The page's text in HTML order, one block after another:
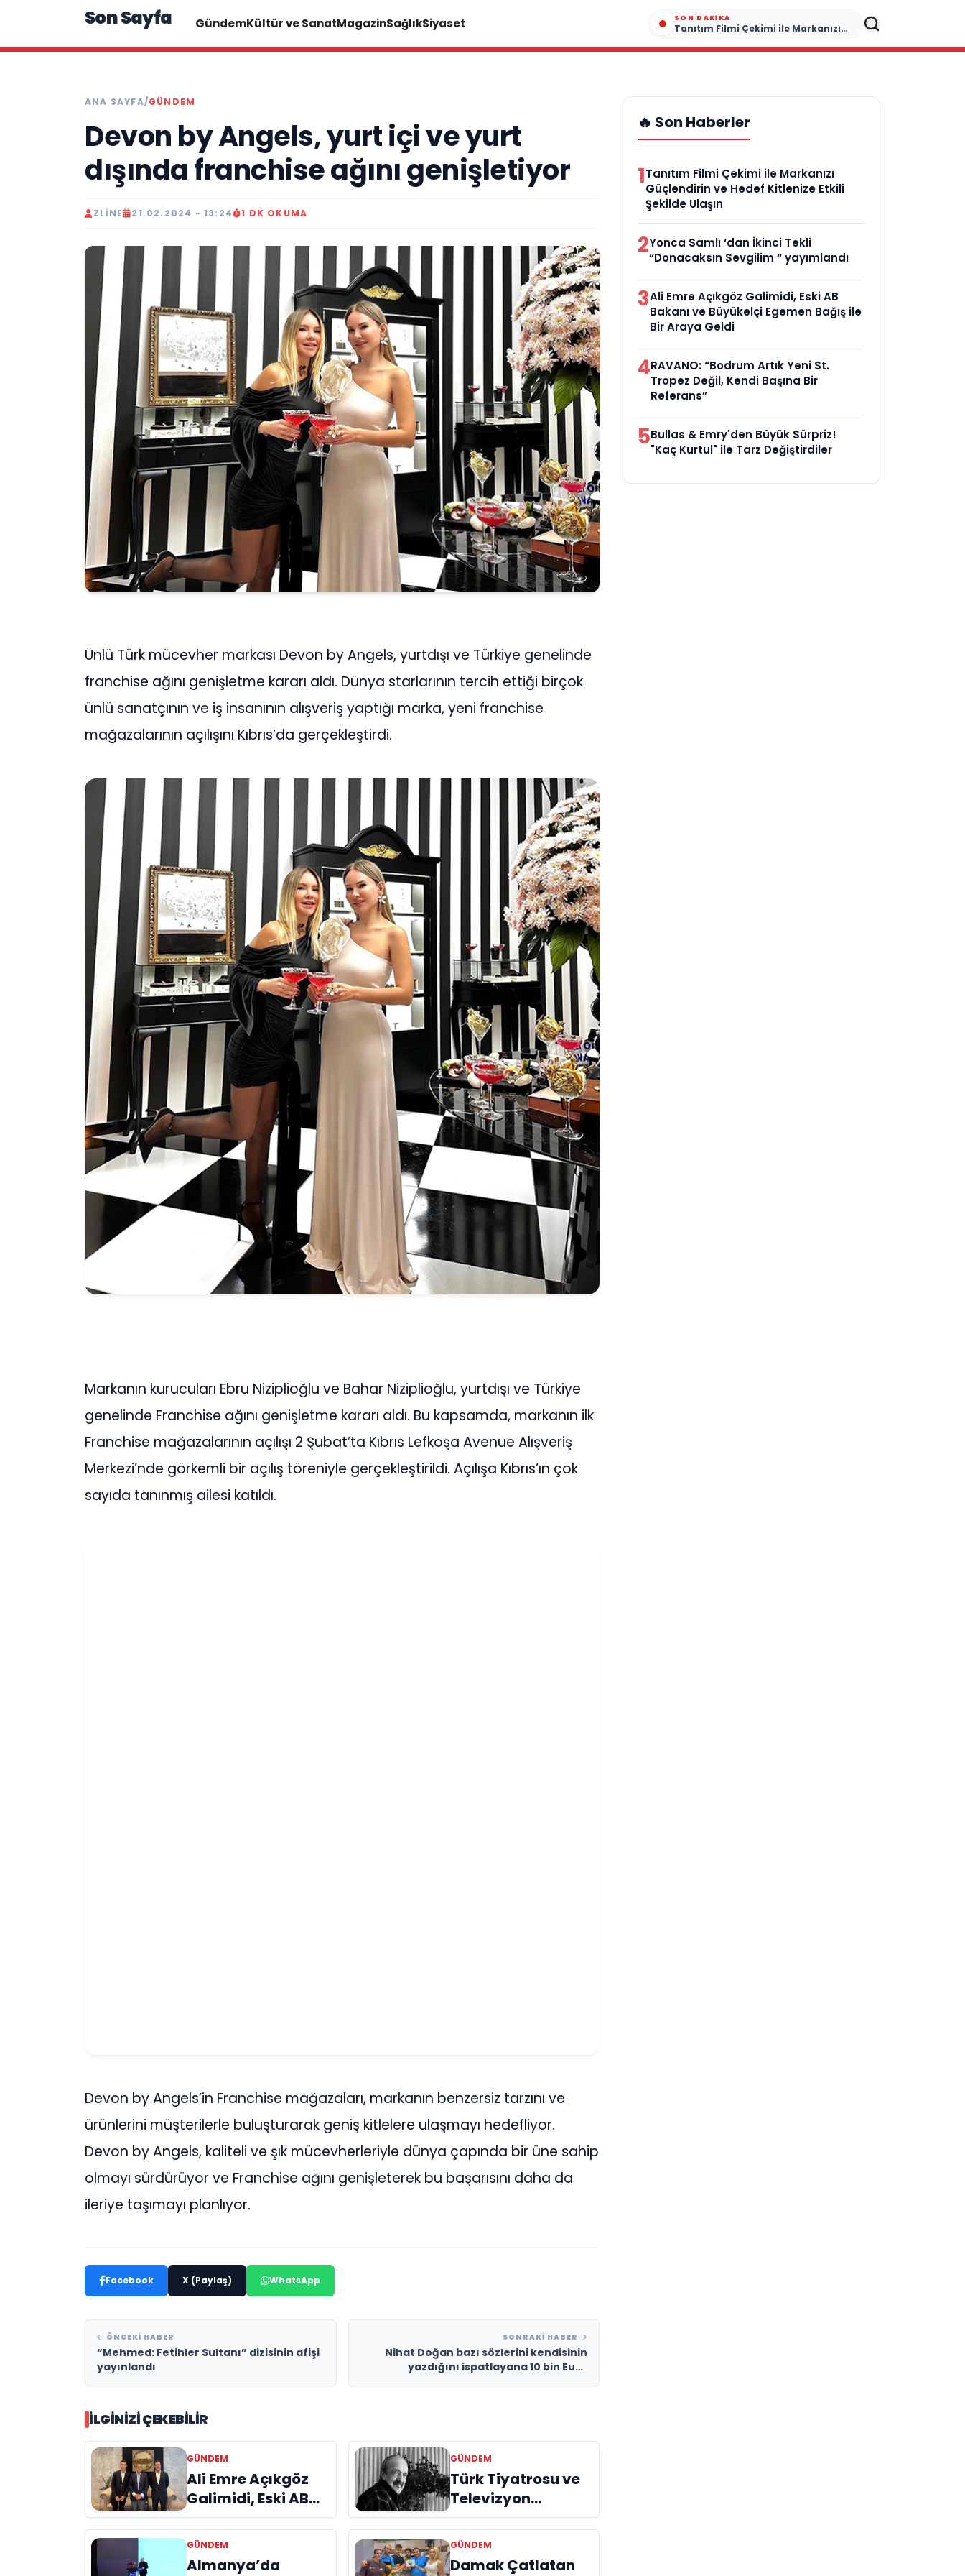
Son Sayfa GündemKültür ve SanatMagazinSağlıkSiyaset SON DAKIKA
Tanıtım Filmi Çekimi ile Markanızı Güçlendirin ve Hedef Kitlenize Etkili Şekilde Ulaşın
ANA SAYFA/GÜNDEM
Devon by Angels, yurt içi ve yurt
dışında franchise ağını genişletiyor
ZLINE 21.02.2024 - 13:24 1 DK OKUMA
Ünlü Türk mücevher markası Devon by Angels, yurtdışı ve Türkiye genelinde
franchise ağını genişletme kararı aldı. Dünya starlarının tercih ettiği birçok
ünlü sanatçının ve iş insanının alışveriş yaptığı marka, yeni franchise
mağazalarının açılışını Kıbrıs’da gerçekleştirdi.
Markanın kurucuları Ebru Niziplioğlu ve Bahar Niziplioğlu, yurtdışı ve Türkiye
genelinde Franchise ağını genişletme kararı aldı. Bu kapsamda, markanın ilk
Franchise mağazalarının açılışı 2 Şubat’ta Kıbrıs Lefkoşa Avenue Alışveriş
Merkezi’nde görkemli bir açılış töreniyle gerçekleştirildi. Açılışa Kıbrıs’ın çok
sayıda tanınmış ailesi katıldı.
Devon by Angels’in Franchise mağazaları, markanın benzersiz tarzını ve
ürünlerini müşterilerle buluşturarak geniş kitlelere ulaşmayı hedefliyor.
Devon by Angels, kaliteli ve şık mücevherleriyle dünya çapında bir üne sahip
olmayı sürdürüyor ve Franchise ağını genişleterek bu başarısını daha da
ileriye taşımayı planlıyor.
Facebook X (Paylaş) WhatsApp
ÖNCEKI HABER
“Mehmed: Fetihler Sultanı” dizisinin afişi
yayınlandı
SONRAKI HABER
Nihat Doğan bazı sözlerini kendisinin
yazdığını ispatlayana 10 bin Euro
İLGINIZI ÇEKEBILIR
GÜNDEM
Ali Emre Açıkgöz
Galimidi, Eski AB
Bakanı ve
Büyükelçi Egemen
Bağış ile Bir Araya
GÜNDEM
Türk Tiyatrosu ve
Televizyon
Dünyasının Usta
İsmi Can Kolukısa
Hayatını Kaybetti
GÜNDEM
Almanya’da
GÜNDEM
Damak Çatlatan
🔥 Son Haberler
1Tanıtım Filmi Çekimi ile Markanızı
Güçlendirin ve Hedef Kitlenize Etkili
Şekilde Ulaşın
2Yonca Samlı ‘dan İkinci Tekli
“Donacaksın Sevgilim “ yayımlandı
3Ali Emre Açıkgöz Galimidi, Eski AB
Bakanı ve Büyükelçi Egemen Bağış ile
Bir Araya Geldi
4RAVANO: “Bodrum Artık Yeni St.
Tropez Değil, Kendi Başına Bir
Referans”
5Bullas & Emry'den Büyük Sürpriz!
"Kaç Kurtul" ile Tarz Değiştirdiler